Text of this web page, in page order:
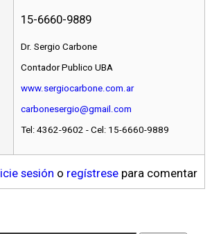
15-6660-9889
Dr. Sergio Carbone
Contador Publico UBA
www.sergiocarbone.com.ar
carbonesergio@gmail.com
Tel: 4362-9602 - Cel: 15-6660-9889
sesión o regístrese para comentar